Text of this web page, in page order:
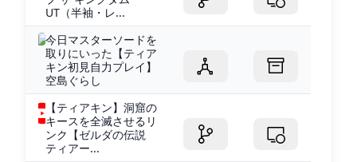
UT（半袖・レ...
今日マスターソードを
取りにいった【ティア
キン初見自力プレイ】
空島ぐらし
【ティアキン】洞窟の
キースを全滅させるリ
ンク【ゼルダの伝説
ティアー...